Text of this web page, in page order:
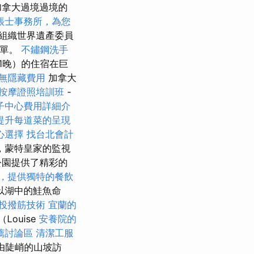
大過境過境的
士事務所，為您
織世界遺產委員
。 不鏽鋼洗手
）的住宿在巨
隱藏費用 加拿大
摩證照培訓班 -
中心費用詳細介
升每道菜的呈現
選擇 找台北會計
蒙特皇家的監視
提供了精彩的
提供獨特的餐飲
湖中的鮭魚命
撥筋技術 宜蘭的
Louise 安養院的
討論區 清潔工服
陡峭的山坡訪